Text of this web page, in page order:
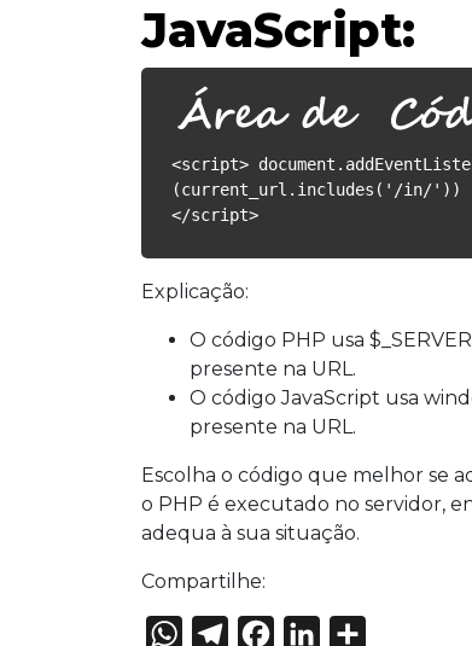
JavaScript:
<script>
(current_url.includes('/in/'))
</script>
Explicação:
O código PHP usa
presente na URL.
O código JavaScript usa
presente na URL.
Escolha o código que melhor se
o PHP é executado no servidor,
adequa à sua situação.
Compartilhe:
WhatsApp
TelegramFacebook
LinkedIn